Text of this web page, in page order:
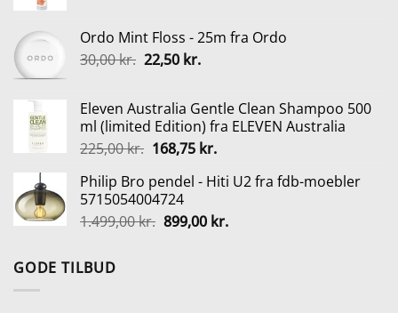
var:
169,00 kr..
er:
Ordo Mint Floss - 25m fra Ordo
30,00kr. Den
var:
30,00 kr..
22,50 kr.Den
er:
22,50 kr..
Eleven Australia Gentle Clean Shampoo 500
ml (limited Edition) fra ELEVEN Australia
225,00kr. Den
pris
var:
225,00 kr..
168,75 kr.Den
pris
168,75 kr..
Philip Bro pendel - Hiti U2 fra fdb-moebler
5715054004724
1.499,00kr. Den
899,00 kr.Den
GODE TILBUD